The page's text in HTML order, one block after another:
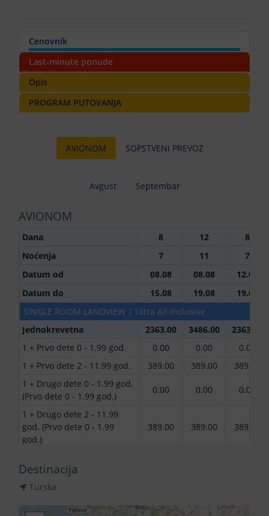
Opis
Cenovnik
PROGRAM PUTOVANJA
Last-minute ponude
AVIONOM SOPSTVENI PREVOZ
Avgust Septembar
AVIONOM
Dana 8 12
8
Noćenja
7 11
7
Datum od
08.08 08.08
12.08
Datum do
15.08 19.08
19.08
SINGLE ROOM LANDVIEW | Ultra All Inclusive
Jednokrevetna
2363.00 3486.00
2363.00
1 + Prvo dete 0 - 1.99 god.
0.00 0.00
0.00
1 + Prvo dete 2 - 11.99 god.
389.00 389.00
389.00
1 + Drugo dete 0 - 1.99 god.
(Prvo dete 0 - 1.99 god.)
0.00 0.00 0.00
1 + Drugo dete 2 - 11.99
god. (Prvo dete 0 - 1.99
god.)
389.00 389.00 389.00
god. (Prvo dete 2 - 11.99
god.)
Destinacija
Turska